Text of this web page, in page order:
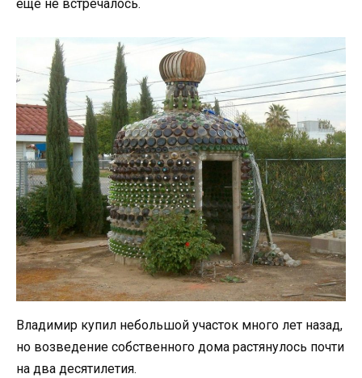
ещё не встречалось.
Владимир купил небольшой участок много лет назад,
но возведение собственного дома растянулось почти
на два десятилетия.